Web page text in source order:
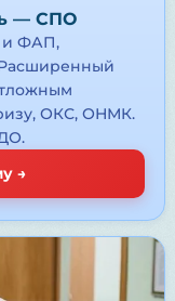
— СПО
и ФАП,
ОКС, ОНМК.
→